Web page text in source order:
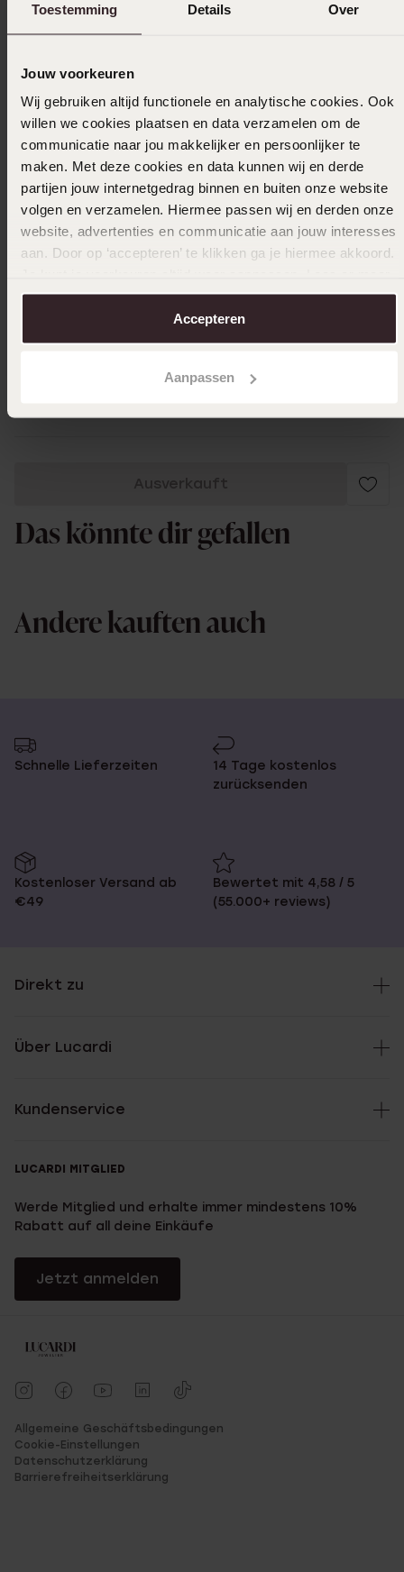
Toestemming Details Over
Jouw voorkeuren
Wij gebruiken altijd functionele en analytische cookies. Ook
willen we cookies plaatsen en data verzamelen om de
communicatie naar jou makkelijker en persoonlijker te
maken. Met deze cookies en data kunnen wij en derde
partijen jouw internetgedrag binnen en buiten onze website
volgen en verzamelen. Hiermee passen wij en derden onze
website, advertenties en communicatie aan jouw interesses
aan. Door op ‘accepteren’ te klikken ga je hiermee akkoord.
over in onscookiebeleid.
Accepteren
Aanpassen
28-05-2024 - Iso
zwischendurch. Solide.
Übersetzt | Original ansehen
26-05-2024
Übersetzt | Original ansehen
Ausverkauft
Das könnte dir gefallen
Andere kauften auch
Schnelle Lieferzeiten
14 Tage kostenlos
zurücksenden
Kostenloser Versand ab
€49
Bewertet mit 4,58 / 5
(55.000+ reviews)
Direkt zu
Über Lucardi
Kundenservice
LUCARDI MITGLIED
Werde Mitglied und erhalte immer mindestens 10%
Rabatt auf all deine Einkäufe
Jetzt anmelden
Allgemeine Geschäftsbedingungen
Cookie-Einstellungen
Datenschutzerklärung
Barrierefreiheitserklärung